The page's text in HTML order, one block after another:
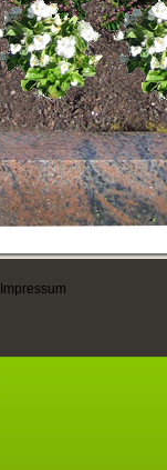
Impressum